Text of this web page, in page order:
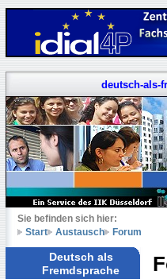
deutsch-als-
Sie befinden sich hier:
Start
Austausch Forum
Deutsch als
Fremdsprache